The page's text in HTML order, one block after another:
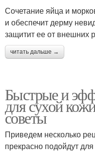
Сочетание яйца и
и обеспечит дерму
защитит ее от внешних
читать дальше →
Быстрые и
для сухой
советы
Приведем несколько
прекрасно подойдут